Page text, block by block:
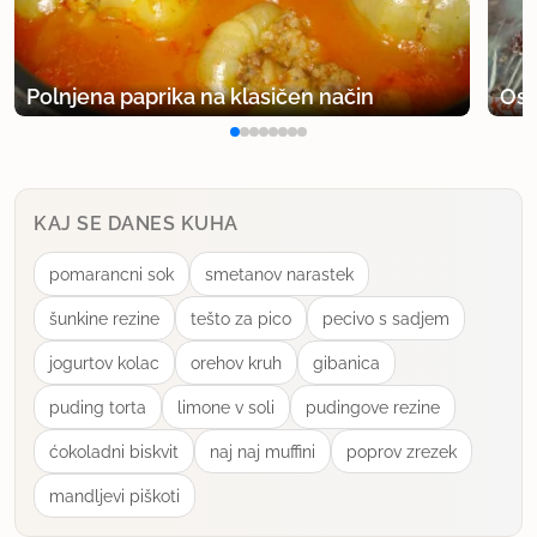
uporabno
bannanna
5457 sporočil
uporabno
kobra 1
član od 2006 1881 sporočil
10.8.2010 ob 8:29
Dve desetletji nazaj sem kos sira (cca 2cm)
Polnjena paprika na klasičen način
KAJ SE DANES KUHA
pomarancni sok smetanov narastek
šunkine rezine tešto za pico pecivo s sadjem
jogurtov kolac orehov kruh gibanica
puding torta limone v soli pudingove rezine
ćokoladni biskvit naj naj muffini poprov zrezek
mandljevi piškoti